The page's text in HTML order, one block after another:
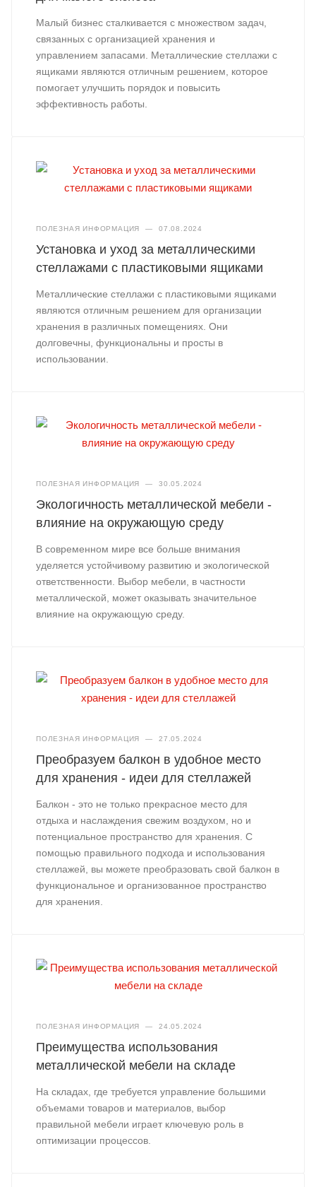
Малый бизнес сталкивается с множеством задач,
связанных с организацией хранения и
управлением запасами. Металлические стеллажи с
ящиками являются отличным решением, которое
помогает улучшить порядок и повысить
эффективность работы.
ПОЛЕЗНАЯ ИНФОРМАЦИЯ — 07.08.2024
Установка и уход за металлическими
стеллажами с пластиковыми ящиками
Металлические стеллажи с пластиковыми ящиками
являются отличным решением для организации
хранения в различных помещениях. Они
долговечны, функциональны и просты в
использовании.
ПОЛЕЗНАЯ ИНФОРМАЦИЯ — 30.05.2024
Экологичность металлической мебели -
влияние на окружающую среду
В современном мире все больше внимания
уделяется устойчивому развитию и экологической
ответственности. Выбор мебели, в частности
металлической, может оказывать значительное
влияние на окружающую среду.
ПОЛЕЗНАЯ ИНФОРМАЦИЯ — 27.05.2024
Преобразуем балкон в удобное место
для хранения - идеи для стеллажей
Балкон - это не только прекрасное место для
отдыха и наслаждения свежим воздухом, но и
потенциальное пространство для хранения. С
помощью правильного подхода и использования
стеллажей, вы можете преобразовать свой балкон в
функциональное и организованное пространство
для хранения.
ПОЛЕЗНАЯ ИНФОРМАЦИЯ — 24.05.2024
Преимущества использования
металлической мебели на складе
На складах, где требуется управление большими
объемами товаров и материалов, выбор
правильной мебели играет ключевую роль в
оптимизации процессов.